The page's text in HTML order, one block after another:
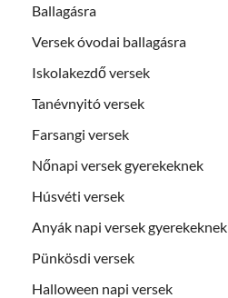
Ballagásra
Versek óvodai ballagásra
Iskolakezdő versek
Tanévnyitó versek
Farsangi versek
Nőnapi versek gyerekeknek
Húsvéti versek
Anyák napi versek gyerekeknek
Pünkösdi versek
Halloween napi versek